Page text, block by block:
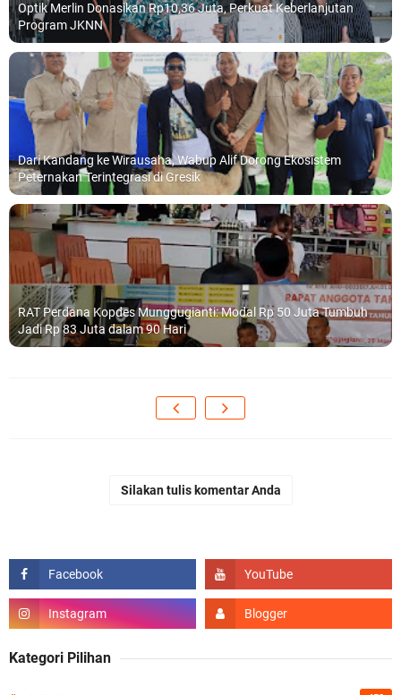
Optik Merlin Donasikan Rp10,36 Juta, Perkuat Keberlanjutan
Program JKNN
Dari Kandang ke Wirausaha, Wabup Alif Dorong Ekosistem
Peternakan Terintegrasi di Gresik
RAT Perdana Kopdes Munggugianti: Modal Rp 50 Juta Tumbuh
Jadi Rp 83 Juta dalam 90 Hari
Silakan tulis komentar Anda
Kategori Pilihan